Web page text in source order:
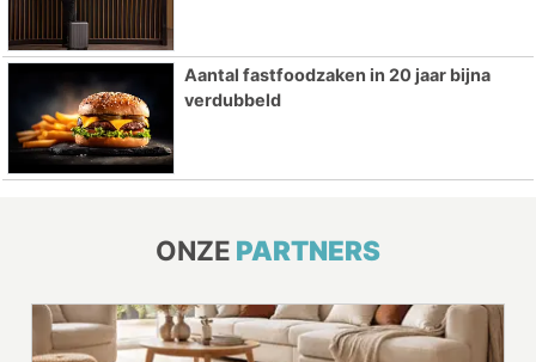
Aantal fastfoodzaken in 20 jaar bijna
verdubbeld
ONZE PARTNERS